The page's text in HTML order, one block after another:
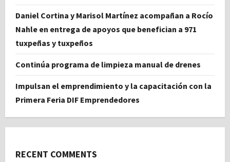
Daniel Cortina y Marisol Martínez acompañan a Rocío
Nahle en entrega de apoyos que benefician a 971
tuxpeñas y tuxpeños
Continúa programa de limpieza manual de drenes
Impulsan el emprendimiento y la capacitación con la
Primera Feria DIF Emprendedores
RECENT COMMENTS